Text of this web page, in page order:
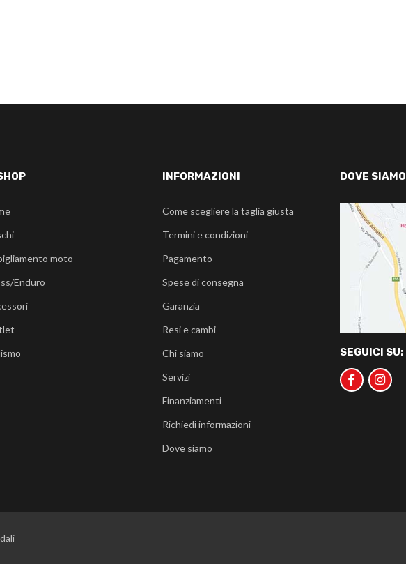
moto
Enduro
INFORMAZIONI
Come scegliere la taglia giusta
Termini e condizioni
Pagamento
Spese di consegna
Garanzia
Resi e cambi
Chi siamo
Servizi
Finanziamenti
Richiedi informazioni
Dove siamo
DOVE SIAMO
SEGUICI SU: